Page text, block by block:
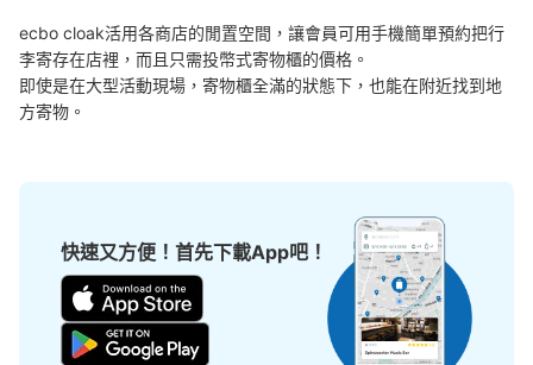
工作人員拍完行李照片後
即完成寄存手續
放下行李，愉快度過一整天！
許多地點佳/條件優的店鋪
我們與許多地點方便的車站內店舖以及24小時營業的店鋪合作。
任何尺寸的行李都OK
樂器、嬰兒車、腳踏車等，只要是1個人能搬運的行李尺寸就OK
ecbo cloak活用各商店的閒置空間，讓會員可用手機簡單預約把行
李寄存在店裡，而且只需投幣式寄物櫃的價格。
即使是在大型活動現場，寄物櫃全滿的狀態下，也能在附近找到地
方寄物。
快速又方便！首先下載App吧！